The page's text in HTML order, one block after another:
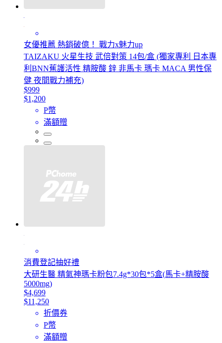
女優推薦 熱銷破億！ 戰力x魅力up
TAIZAKU 火星生技 武倍對策 14包/盒 (獨家專利 日本專
利BNN蕉護活性 精胺酸 鋅 非馬卡 瑪卡 MACA 男性保
健 夜間戰力補充)
$999
$1,200
P幣
滿額贈
消費登記抽好禮
大研生醫 精氣神瑪卡粉包7.4g*30包*5盒(馬卡+精胺酸
5000mg)
$4,699
$11,250
折價券
P幣
滿額贈